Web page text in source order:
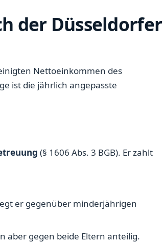
der Düsseldorfer
Nettoeinkommen des
ist die jährlich angepasste
(§ 1606 Abs. 3 BGB). Er zahlt
er gegenüber minderjährigen
aber gegen beide Eltern anteilig.